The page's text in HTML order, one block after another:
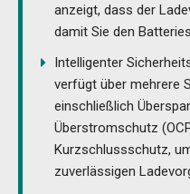
anzeigt, dass der
damit Sie den
Intelligenter
verfügt über mehrere
einschließlich
Überstromschutz
Kurzschlussschutz,
zuverlässigen